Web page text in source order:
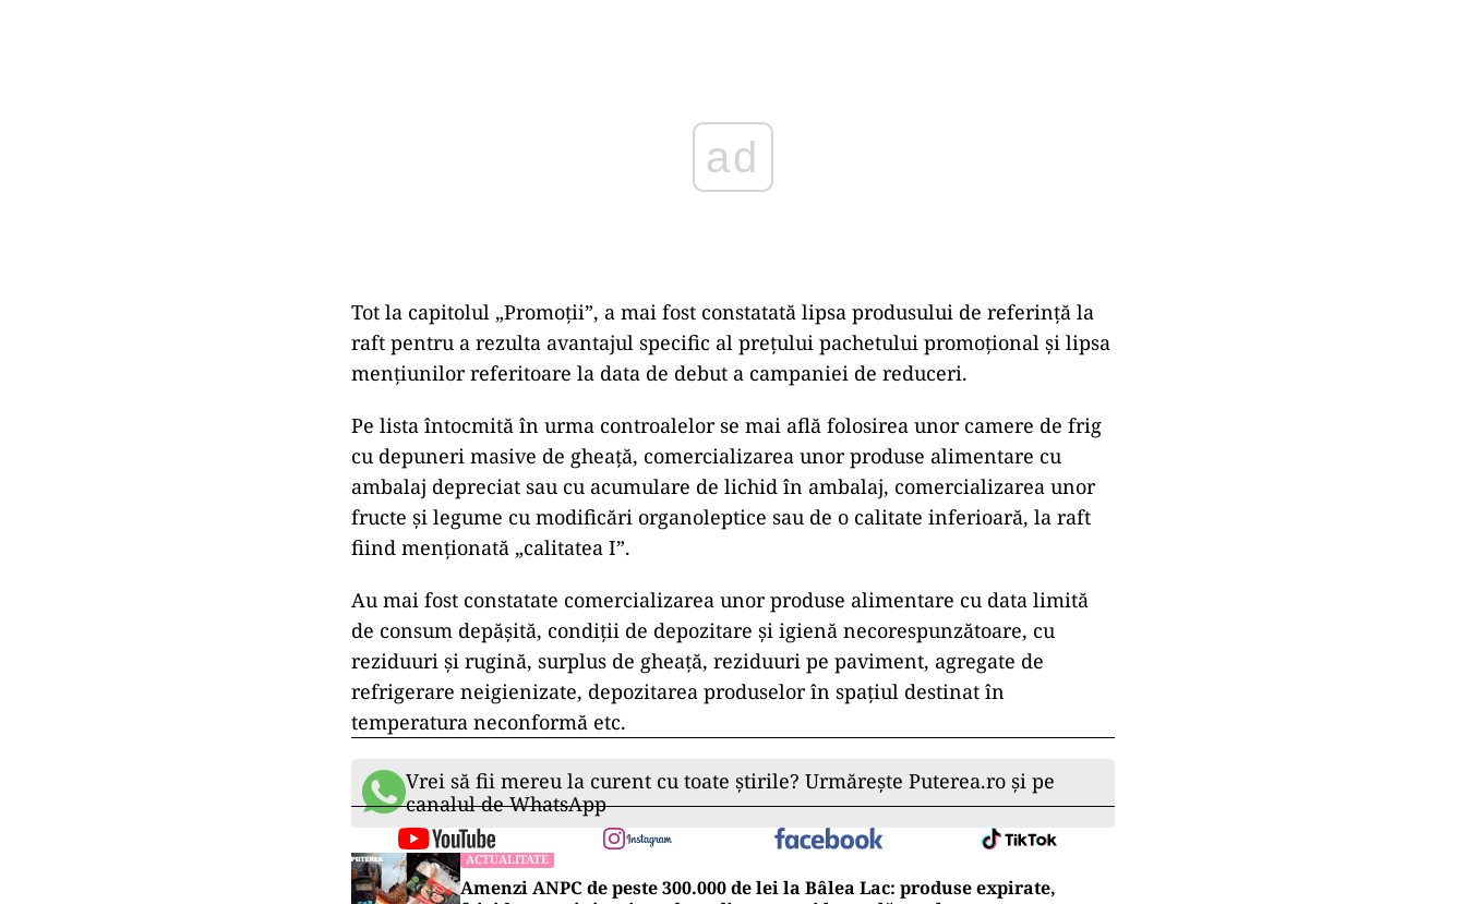
ad
Tot la capitolul „Promoții”, a mai fost constatată lipsa produsului de referinţă la
raft pentru a rezulta avantajul specific al preţului pachetului promoţional și lipsa
menţiunilor referitoare la data de debut a campaniei de reduceri.
Pe lista întocmită în urma controalelor se mai află folosirea unor camere de frig
cu depuneri masive de gheaţă, comercializarea unor produse alimentare cu
ambalaj depreciat sau cu acumulare de lichid în ambalaj, comercializarea unor
fructe şi legume cu modificări organoleptice sau de o calitate inferioară, la raft
fiind menţionată „calitatea I”.
Au mai fost constatate comercializarea unor produse alimentare cu data limită
de consum depăşită, condiţii de depozitare şi igienă necorespunzătoare, cu
reziduuri şi rugină, surplus de gheaţă, reziduuri pe paviment, agregate de
refrigerare neigienizate, depozitarea produselor în spaţiul destinat în
temperatura neconformă etc.
Vrei să fii mereu la curent cu toate știrile? Urmărește Puterea.ro și pe
canalul de WhatsApp
ACTUALITATE
Amenzi ANPC de peste 300.000 de lei la Bâlea Lac: produse expirate,